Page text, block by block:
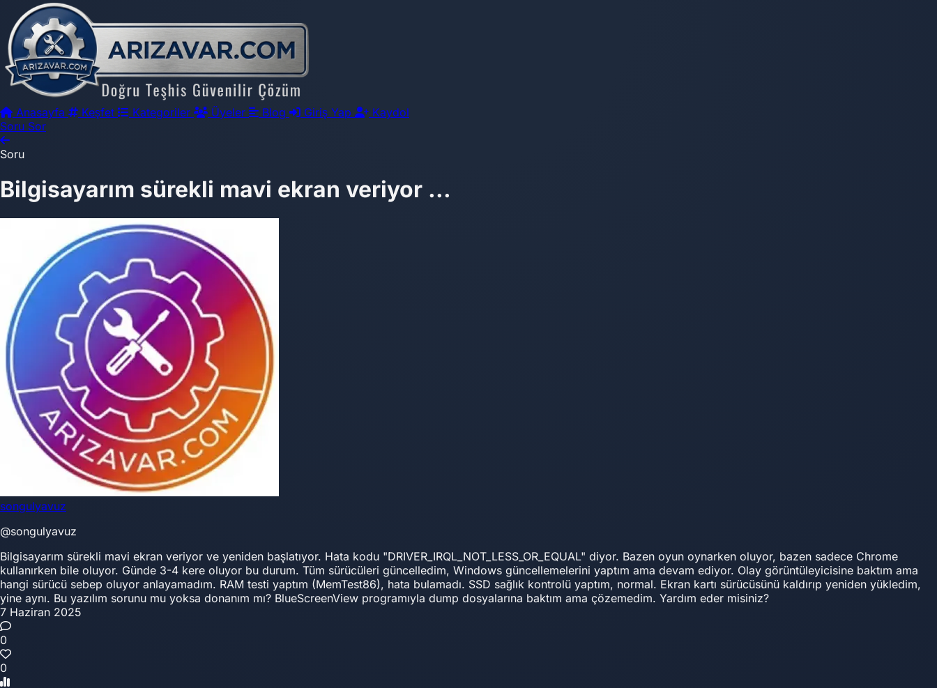
Anasayfa Keşfet Kategoriler Üyeler Blog Giriş Yap
Kaydol
Soru Sor
Soru
Bilgisayarım sürekli mavi ekran veriyor ...
songulyavuz
@songulyavuz
Bilgisayarım sürekli mavi ekran veriyor ve yeniden başlatıyor. Hata kodu "DRIVER_IRQL_NOT_LESS_OR_EQUAL" diyor. Bazen oyun oynarken oluyor, bazen sadece Chrome
kullanırken bile oluyor. Günde 3-4 kere oluyor bu durum. Tüm sürücüleri güncelledim, Windows güncellemelerini yaptım ama devam ediyor. Olay görüntüleyicisine baktım ama
hangi sürücü sebep oluyor anlayamadım. RAM testi yaptım (MemTest86), hata bulamadı. SSD sağlık kontrolü yaptım, normal. Ekran kartı sürücüsünü kaldırıp yeniden yükledim,
yine aynı. Bu yazılım sorunu mu yoksa donanım mı? BlueScreenView programıyla dump dosyalarına baktım ama çözemedim. Yardım eder misiniz?
7 Haziran 2025
0
0